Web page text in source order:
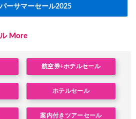
大60,000円OFFクーポン
券1%OFFクーポン TRIP2
円OFFクーポン
最大10%OFFクーポン
ーサマーセール2025
More
航空券+ホテルセール
ホテルセール
案内付きツアーセール